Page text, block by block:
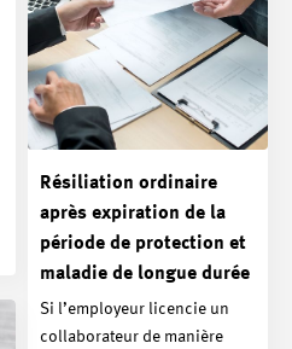
Résiliation ordinaire
après expiration de la
période de protection et
maladie de longue durée
Si l’employeur licencie un
collaborateur de manière